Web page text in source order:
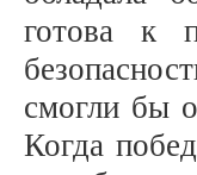
готова к
смогли бы
Когда